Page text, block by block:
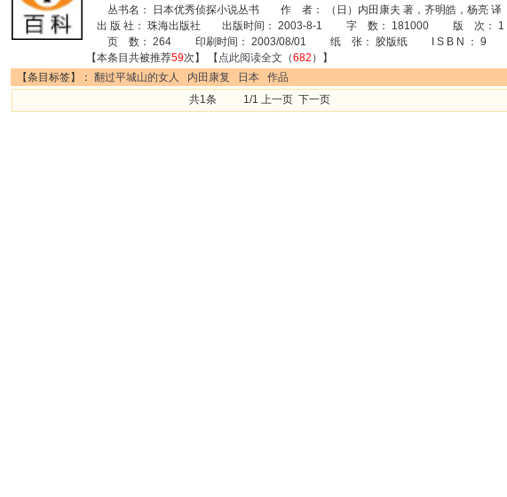
丛书名： 日本优秀侦探小说丛书 作 者： （日）内田康夫 著，齐明皓，杨亮 译
出 版 社： 珠海出版社 出版时间： 2003-8-1 字 数： 181000 版 次： 1
页 数： 264 印刷时间： 2003/08/01 纸 张： 胶版纸 I S B N ： 9
【本条目共被推荐59次】 【 点此阅读全文 （682 ）】
【条目标签】： 翻过平城山的女人 内田康复 日本
作品
共1条 1/1 上一页 下一页